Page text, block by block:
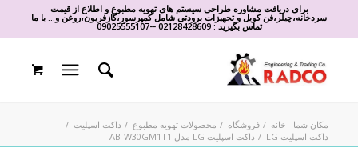
برای دریافت مشاوره طراحی سیستم های تهویه مطبوع و اطلاع از قیمت
سردخانه،چیلر،فن کویل و تجهیزات برودتی شامل کمپرسور،گازفریون،روغن و... با ما
تماس بگیرید :02128428609
-
-
09025555107
مکان شما: خانه / فروشگاه / محصولات تهویه مطبوع / داکت اسپلیت /
داکت اسپلیت LG
/ داکت اسپلیت LG مدل AB-W30GM1T1